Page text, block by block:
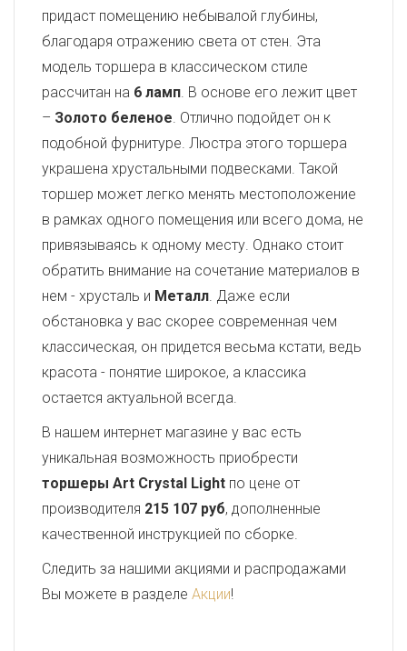
придаст помещению небывалой глубины,
благодаря отражению света от стен. Эта
модель торшера в классическом стиле
рассчитан на 6 ламп. В основе его лежит цвет
– Золото беленое. Отлично подойдет он к
подобной фурнитуре. Люстра этого торшера
украшена хрустальными подвесками. Такой
торшер может легко менять местоположение
в рамках одного помещения или всего дома, не
привязываясь к одному месту. Однако стоит
обратить внимание на сочетание материалов в
нем - хрусталь и Металл. Даже если
обстановка у вас скорее современная чем
классическая, он придется весьма кстати, ведь
красота - понятие широкое, а классика
остается актуальной всегда.
В нашем интернет магазине у вас есть
уникальная возможность приобрести
торшеры Art Crystal Light по цене от
производителя 215 107 руб, дополненные
качественной инструкцией по сборке.
Следить за нашими акциями и распродажами
Вы можете в разделе Акции!